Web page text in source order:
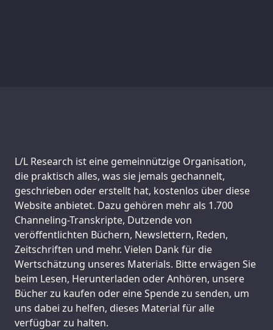
Support us:
L/L Research ist eine gemeinnützige Organisation,
die praktisch alles, was sie jemals gechannelt,
geschrieben oder erstellt hat, kostenlos über diese
Website anbietet. Dazu gehören mehr als 1.700
Channeling-Transkripte, Dutzende von
veröffentlichten Büchern, Newslettern, Reden,
Zeitschriften und mehr. Vielen Dank für die
Wertschätzung unseres Materials. Bitte erwägen Sie
beim Lesen, Herunterladen oder Anhören, unsere
Bücher zu kaufen oder eine Spende zu senden, um
uns dabei zu helfen, dieses Material für alle
verfügbar zu halten.